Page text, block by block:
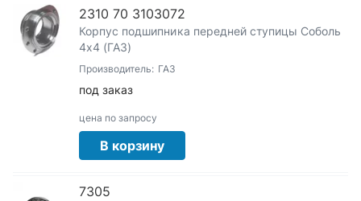
2310 70 3103072
Корпус подшипника передней ступицы Соболь
4х4 (ГАЗ)
Производитель: ГАЗ
под заказ
цена по запросу
В корзину
7305